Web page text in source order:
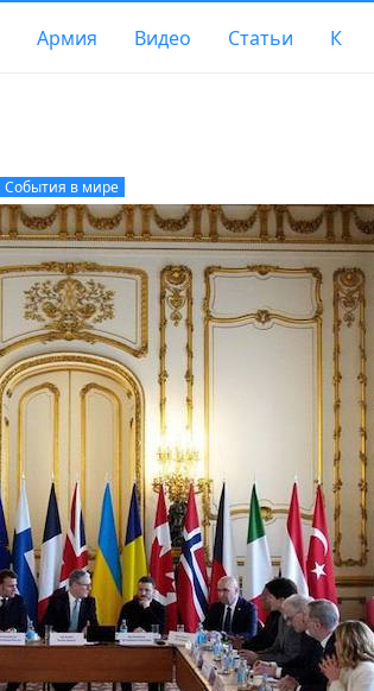
Армия Видео Статьи К
События в мире